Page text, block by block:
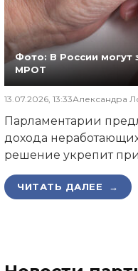
Фото: В России
МРОТ
13.07.2026, 13:33Александра
Парламентарии
дохода
решение укрепит
ЧИТАТЬ ДАЛЕЕ →